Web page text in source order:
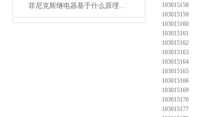
菲尼克斯继电器基于什么原理工作？
103015158
103015159
103015160
103015161
103015162
103015163
103015164
103015165
103015166
103015169
103015170
103015177